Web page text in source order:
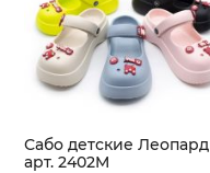
Сабо детские Леопард
арт. 2402M